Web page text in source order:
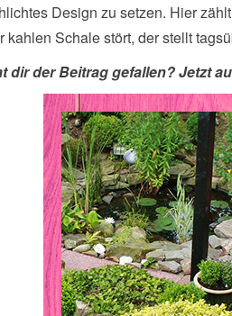
Design zu setzen. Hier
kahlen Schale stört, der stellt
dir der Beitrag gefallen? Jetzt